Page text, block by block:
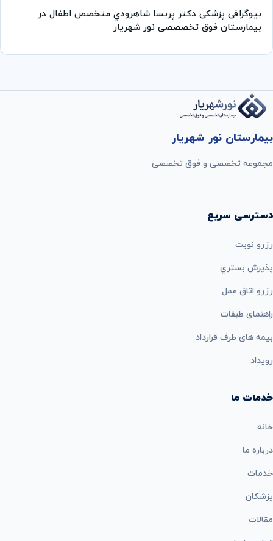
بیوگرافی پزشکی دکتر پريسا شاهرودي متخصص اطفال در
بیمارستان فوق تخصصصی نور شهریار
بیمارستان نور شهریار
مجموعه تخصصی و فوق تخصصی
دسترسی سریع
رزرو نوبت
پذيرش بستري
رزرو اتاق عمل
راهنمای طبقات
بيمه های طرف قرارداد
رویداد
خدمات ما
خانه
درباره ما
خدمات
پزشکان
مقالات